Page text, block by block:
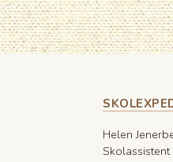
Helen
Skolassistent